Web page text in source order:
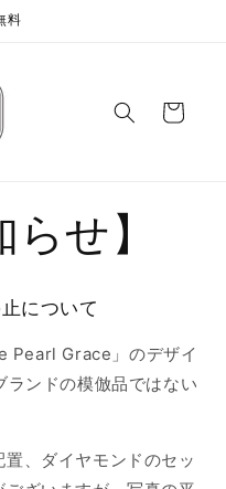
料
ー
せ】
について
Pearl Grace」のデザイ
ランドの模倣品ではない
、ダイヤモンドのセッ